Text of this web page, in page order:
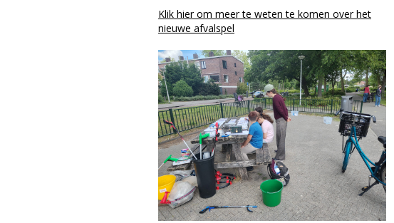
Klik hier om meer te weten te komen over het
nieuwe afvalspel